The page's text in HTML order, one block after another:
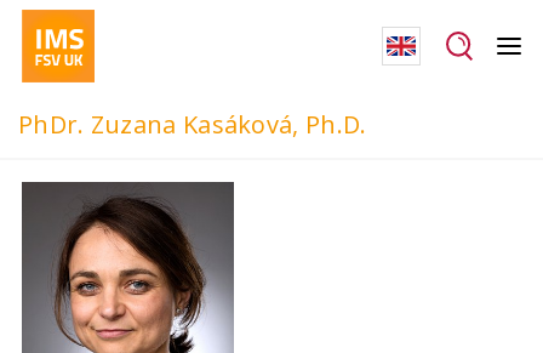
PhDr. Zuzana Kasáková, Ph.D.